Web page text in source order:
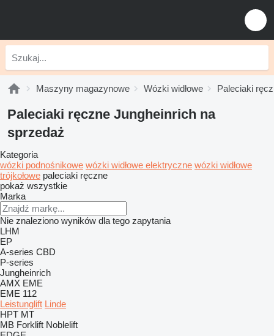
Maszyny magazynowe Wózki widłowe Paleciaki
Paleciaki ręczne Jungheinrich na
sprzedaż
Kategoria
wózki podnośnikowe wózki widłowe elektryczne wózki widłowe
trójkołowe paleciaki ręczne
pokaż wszystkie
Marka
Nie znaleziono wyników dla tego zapytania
LHM
EP
A-series CBD
P-series
Jungheinrich
AMX EME
EME 112
Leistunglift Linde
HPT MT
MB Forklift Noblelift